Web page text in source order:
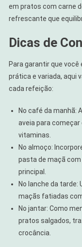
em pratos com carne
refrescante que
Dicas de
Para garantir que
prática e variada, aqui
cada refeição:
No café da manhã:
aveia para começar
vitaminas.
No almoço:
pasta de maçã
principal.
No lanche da tarde:
maçãs fatiadas
No jantar: Como
pratos salgados,
crocância.